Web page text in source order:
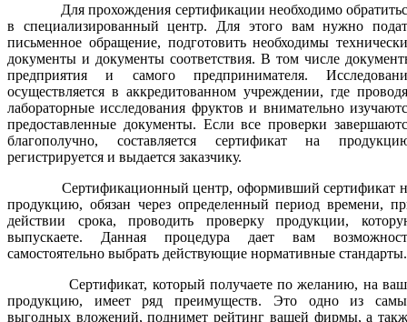
Для прохождения сертификации необходимо
в специализированный центр. Для этого вам нужно
письменное обращение, подготовить необходимы
документы и документы соответствия. В том числе
предприятия и самого предпринимателя.
осуществляется в аккредитованном учреждении, где
лабораторные исследования фруктов и внимательно
предоставленные документы. Если все проверки
благополучно, составляется сертификат на
регистрируется и выдается заказчику.
Сертификационный центр, оформивший сертификат
продукцию, обязан через определенный период времени,
действии срока, проводить проверку продукции,
выпускаете. Данная процедура дает вам
самостоятельно выбрать действующие нормативные стандарты.
Сертификат, который получаете по желанию, на
продукцию, имеет ряд преимуществ. Это одно из
выгодных вложений, поднимет рейтинг вашей фирмы, а